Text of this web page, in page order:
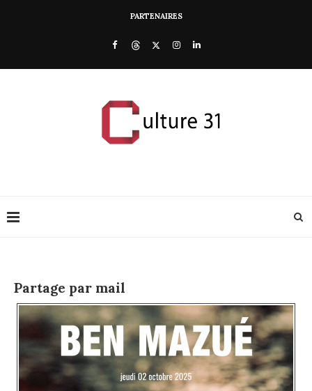
PARTENAIRES
Partage par mail